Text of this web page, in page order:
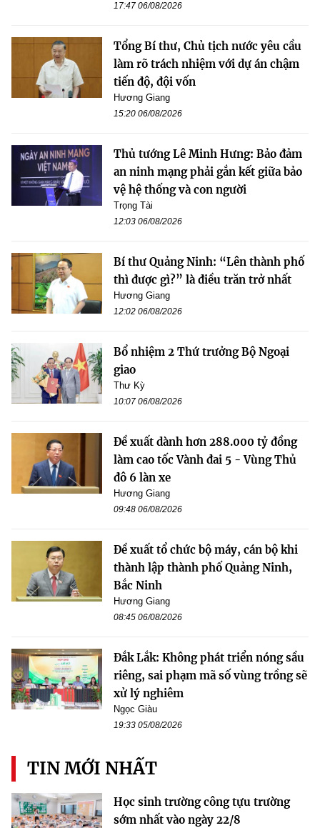
17:47 06/08/2026
Tổng Bí thư, Chủ tịch nước yêu cầu
làm rõ trách nhiệm với dự án chậm
tiến độ, đội vốn
Hương Giang
15:20 06/08/2026
Thủ tướng Lê Minh Hưng: Bảo đảm
an ninh mạng phải gắn kết giữa bảo
vệ hệ thống và con người
Trọng Tài
12:03 06/08/2026
Bí thư Quảng Ninh: “Lên thành phố
thì được gì?” là điều trăn trở nhất
Hương Giang
12:02 06/08/2026
Bổ nhiệm 2 Thứ trưởng Bộ Ngoại
giao
Thư Kỳ
10:07 06/08/2026
Đề xuất dành hơn 288.000 tỷ đồng
làm cao tốc Vành đai 5 - Vùng Thủ
đô 6 làn xe
Hương Giang
09:48 06/08/2026
Đề xuất tổ chức bộ máy, cán bộ khi
thành lập thành phố Quảng Ninh,
Bắc Ninh
Hương Giang
08:45 06/08/2026
Đắk Lắk: Không phát triển nóng sầu
riêng, sai phạm mã số vùng trồng sẽ
xử lý nghiêm
Ngọc Giàu
19:33 05/08/2026
TIN MỚI NHẤT
Học sinh trường công tựu trường
sớm nhất vào ngày 22/8